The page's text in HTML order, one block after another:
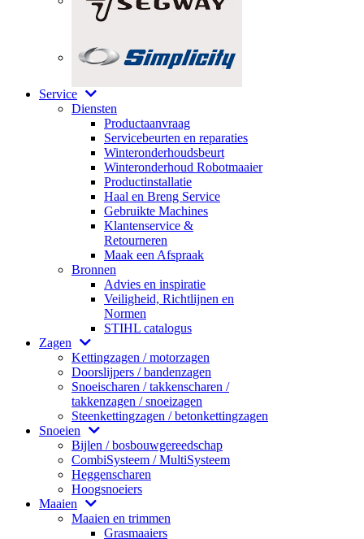
Service
Diensten
Productaanvraag
Servicebeurten en reparaties
Winteronderhoudsbeurt
Winteronderhoud Robotmaaier
Productinstallatie
Haal en Breng Service
Gebruikte Machines
Klantenservice &
Retourneren
Maak een Afspraak
Bronnen
Advies en inspiratie
Veiligheid, Richtlijnen en
Normen
STIHL catalogus
Zagen
Kettingzagen / motorzagen
Doorslijpers / bandenzagen
Snoeischaren / takkenscharen /
takkenzagen / snoeizagen
Steenkettingzagen / betonkettingzagen
Snoeien
Bijlen / bosbouwgereedschap
CombiSysteem / MultiSysteem
Heggenscharen
Hoogsnoeiers
Maaien
Maaien en trimmen
Grasmaaiers